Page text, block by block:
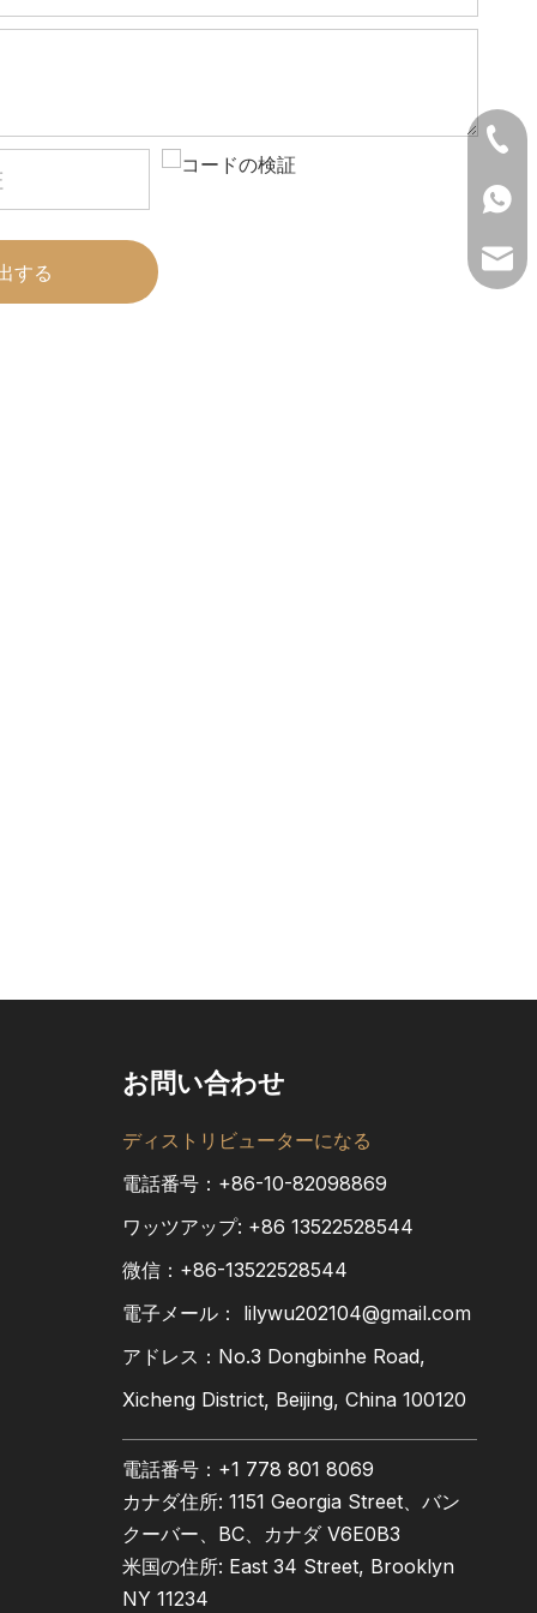
する
+86-
+86
お問い合わせ
ディストリビューターになる
電話番号：+86-10-82098869
ワッツアップ: +86 13522528544
微信：+86-13522528544
電子メール： lilywu202104@gmail.com
アドレス：No.3 Dongbinhe Road,
Xicheng District, Beijing, China 100120
電話番号：+1 778 801 8069
カナダ住所: 1151 Georgia Street、バン
クーバー、BC、カナダ V6E0B3
米国の住所: East 34 Street, Brooklyn
NY 11234